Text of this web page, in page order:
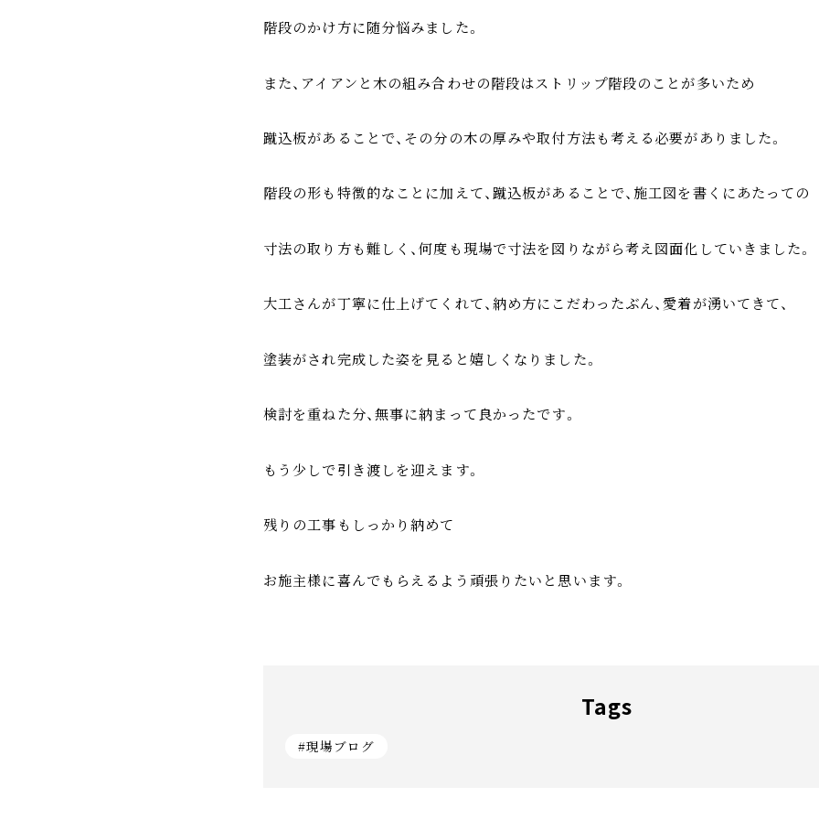
階段のかけ方に随分悩みました。
また、アイアンと木の組み合わせの階段はストリップ階段のことが多いため
蹴込板があることで、その分の木の厚みや取付方法も考える必要がありました。
階段の形も特徴的なことに加えて、蹴込板があることで、施工図を書くにあたっての
寸法の取り方も難しく、何度も現場で寸法を図りながら考え図面化していきました。
大工さんが丁寧に仕上げてくれて、納め方にこだわったぶん、愛着が湧いてきて、
塗装がされ完成した姿を見ると嬉しくなりました。
検討を重ねた分、無事に納まって良かったです。
もう少しで引き渡しを迎えます。
残りの工事もしっかり納めて
お施主様に喜んでもらえるよう頑張りたいと思います。
Tags
#現場ブログ